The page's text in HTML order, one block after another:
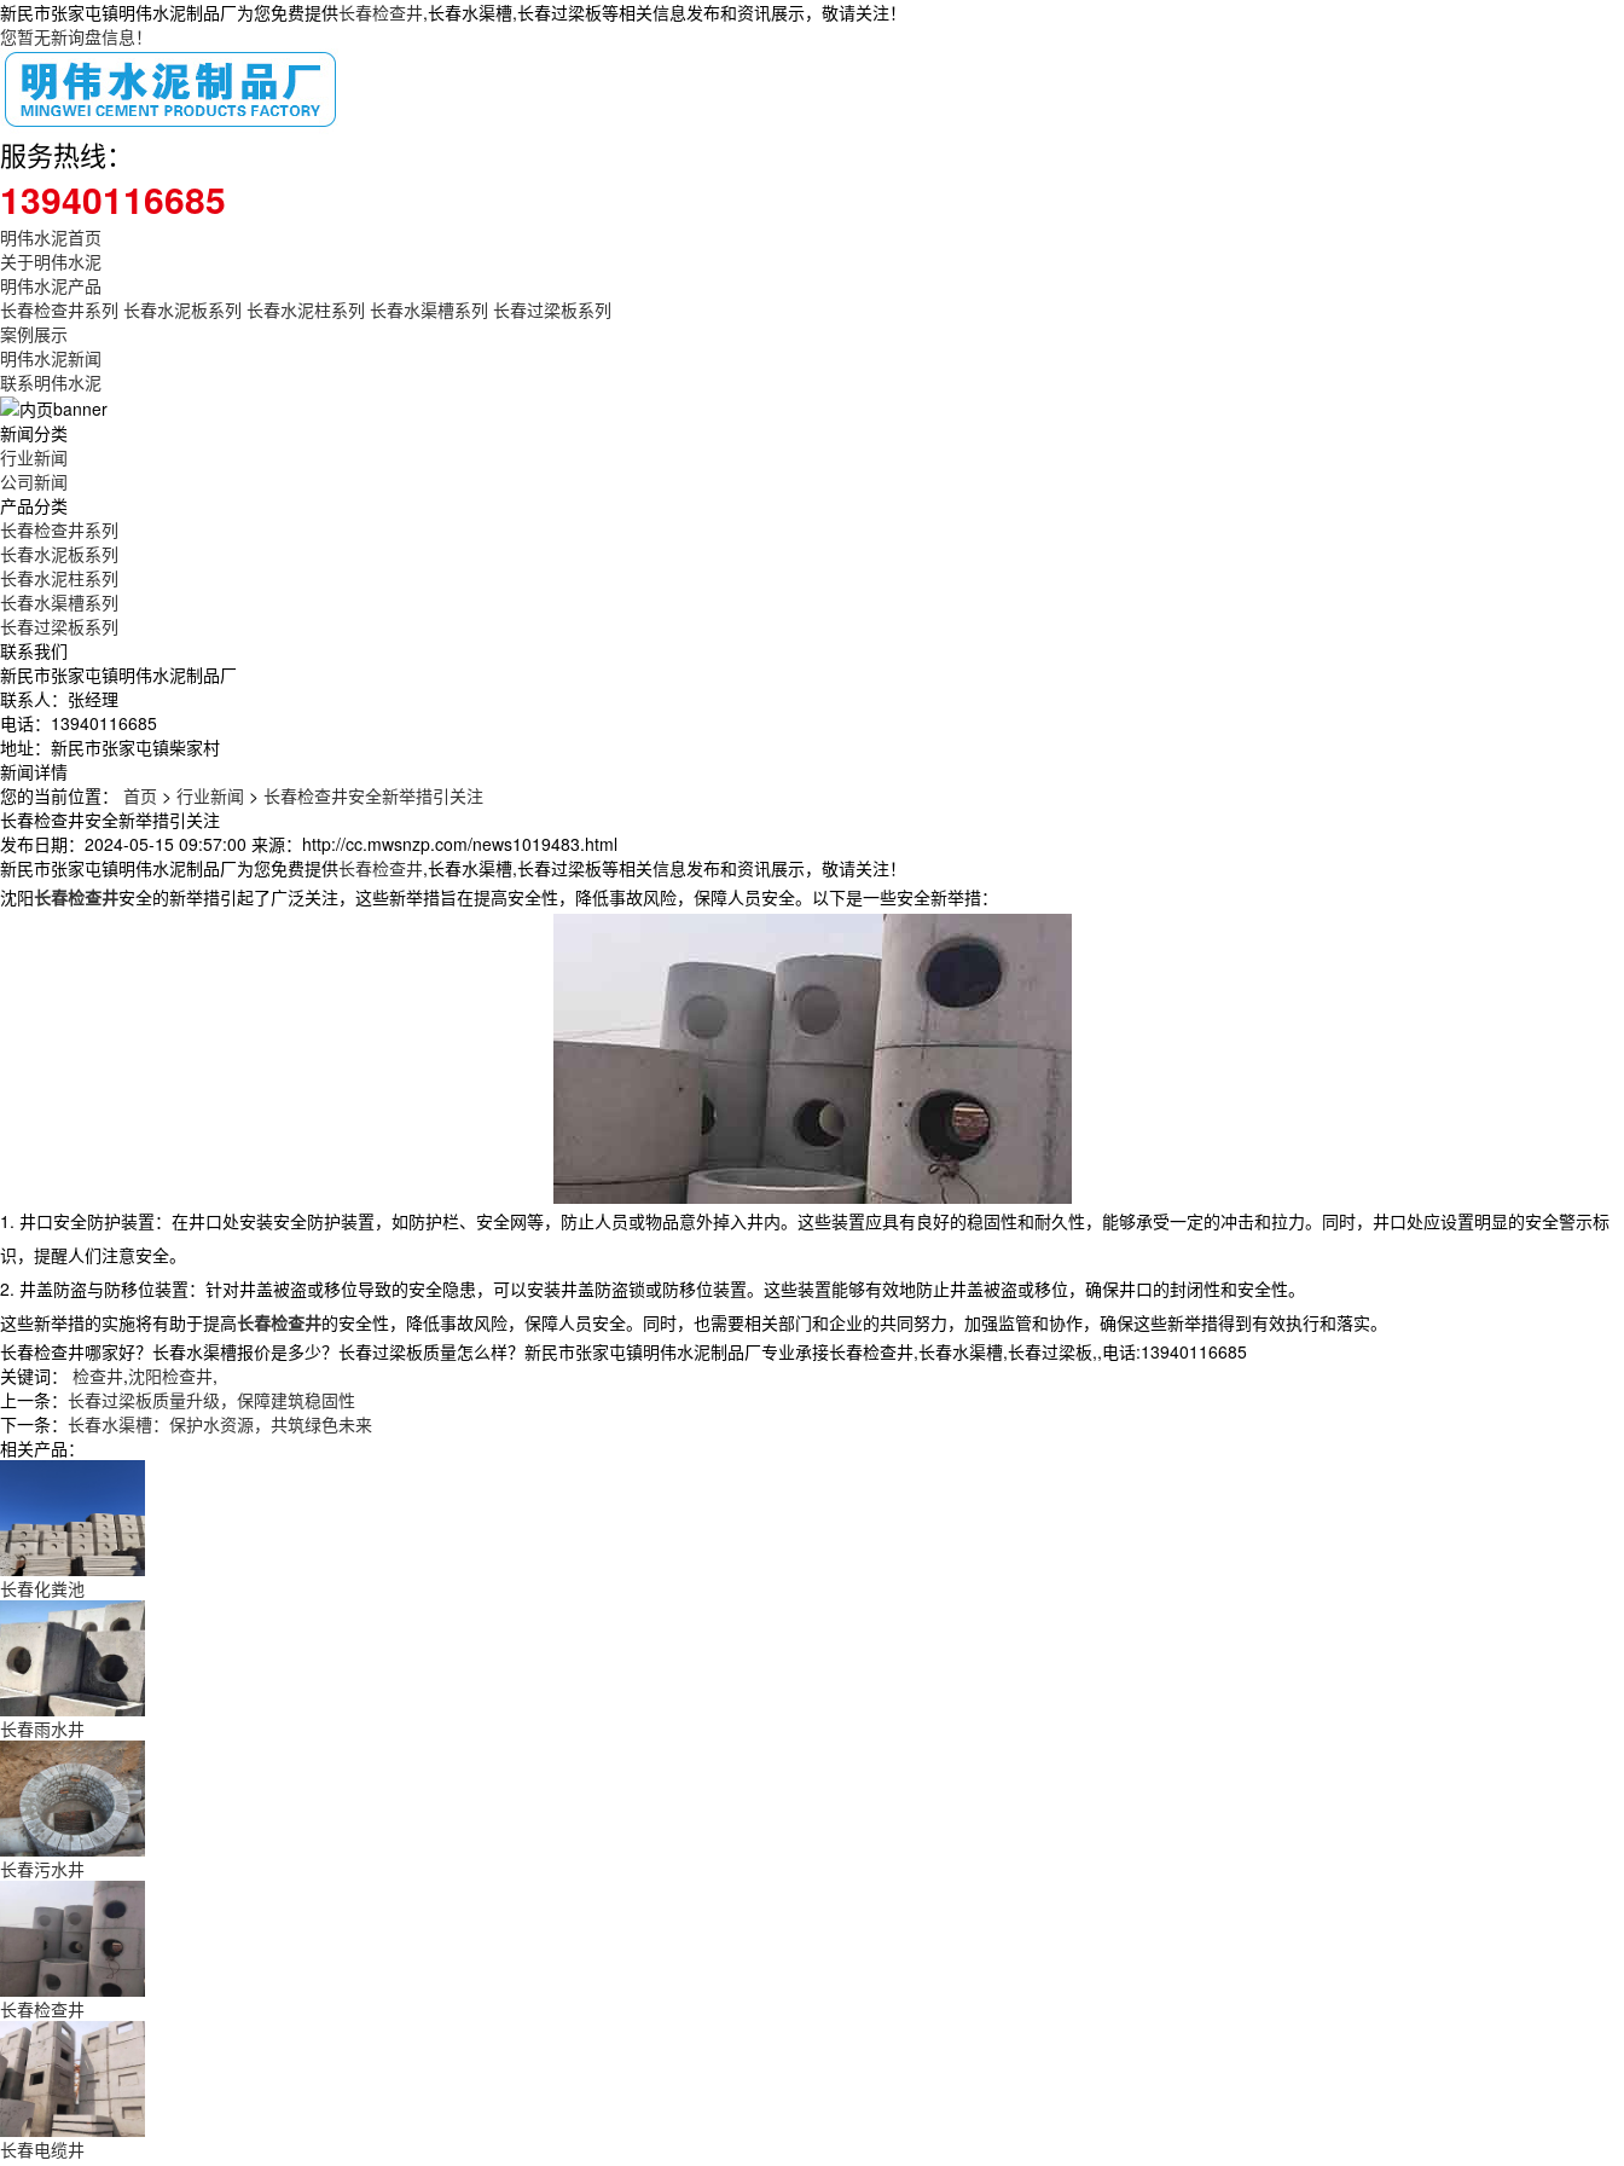
新民市张家屯镇明伟水泥制品厂为您免费提供长春检查井,长春水渠槽,长春过梁板等相关信息发布和资讯展示，敬请关注！
您暂无新询盘信息！
服务热线：
13940116685
明伟水泥首页
关于明伟水泥
明伟水泥产品
长春检查井系列 长春水泥板系列 长春水泥柱系列 长春水渠槽系列 长春过梁板系列
案例展示
明伟水泥新闻
联系明伟水泥
新闻分类
行业新闻
公司新闻
产品分类
长春检查井系列
长春水泥板系列
长春水泥柱系列
长春水渠槽系列
长春过梁板系列
联系我们
新民市张家屯镇明伟水泥制品厂
联系人：张经理
电话：13940116685
地址：新民市张家屯镇柴家村
新闻详情
您的当前位置： 首页 > 行业新闻 > 长春检查井安全新举措引关注
长春检查井安全新举措引关注
发布日期： 2024-05-15 09:57:00 来源： http://cc.mwsnzp.com/news1019483.html
新民市张家屯镇明伟水泥制品厂为您免费提供长春检查井,长春水渠槽,长春过梁板等相关信息发布和资讯展示，敬请关注！
沈阳长春检查井安全的新举措引起了广泛关注，这些新举措旨在提高安全性，降低事故风险，保障人员安全。以下是一些安全新举措：
1. 井口安全防护装置：在井口处安装安全防护装置，如防护栏、安全网等，防止人员或物品意外掉入井内。这些装置应具有良好的稳固性和耐久性，能够承受一定的冲击和拉力。同时，井口处应设置明显的安全警示标
识，提醒人们注意安全。
2. 井盖防盗与防移位装置：针对井盖被盗或移位导致的安全隐患，可以安装井盖防盗锁或防移位装置。这些装置能够有效地防止井盖被盗或移位，确保井口的封闭性和安全性。
这些新举措的实施将有助于提高长春检查井的安全性，降低事故风险，保障人员安全。同时，也需要相关部门和企业的共同努力，加强监管和协作，确保这些新举措得到有效执行和落实。
长春检查井哪家好？长春水渠槽报价是多少？长春过梁板质量怎么样？新民市张家屯镇明伟水泥制品厂专业承接长春检查井,长春水渠槽,长春过梁板,,电话:13940116685
关键词： 检查井,沈阳检查井,
上一条： 长春过梁板质量升级，保障建筑稳固性
下一条： 长春水渠槽：保护水资源，共筑绿色未来
相关产品：
长春化粪池
长春雨水井
长春污水井
长春检查井
长春电缆井